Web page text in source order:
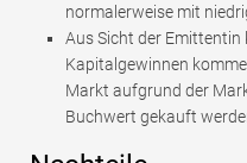
normalerweise mit
Aus Sicht der Emittentin
Kapitalgewinnen
Markt aufgrund der
Buchwert gekauft